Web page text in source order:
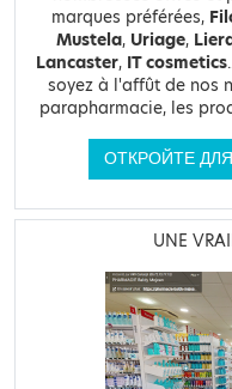
marques préférées,
Mustela, Uriage,
Lancaster, IT cosmetics
soyez à l'affût de nos
parapharmacie, les
ОТКРОЙТЕ
UNE